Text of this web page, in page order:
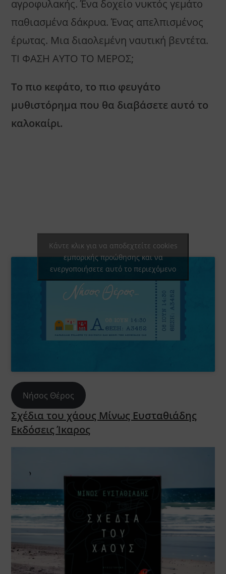
αγροφυλακής. Ένα δοχείο νυκτός γεμάτο
παθιασμένα δάκρυα. Ένας απελπισμένος
έρωτας. Μια διαολεμένη ναυτική βεντέτα.
ΤΙ ΦΑΣΗ ΑΥΤΟ ΤΟ ΜΕΡΟΣ;
Το πιο κεφάτο, το πιο φευγάτο
μυθιστόρημα που θα διαβάσετε αυτό το
καλοκαίρι.
Κάντε κλικ για να αποδεχτείτε cookies
εμπορικής προώθησης και να
ενεργοποιήσετε αυτό το περιεχόμενο
Νήσος Θέρος
Σχέδια του χάους Μίνως Ευσταθιάδης
Εκδόσεις Ίκαρος